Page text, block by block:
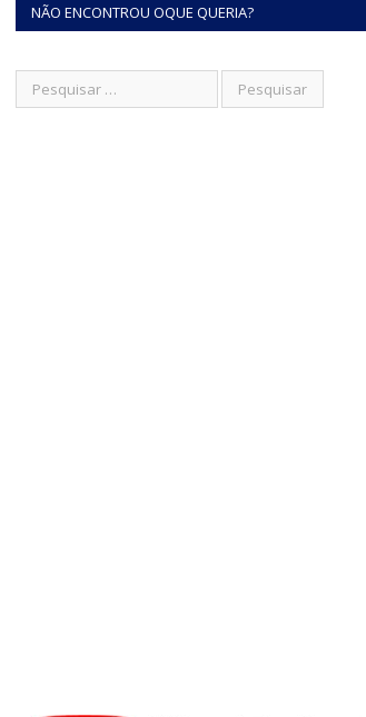
NÃO ENCONTROU OQUE QUERIA?